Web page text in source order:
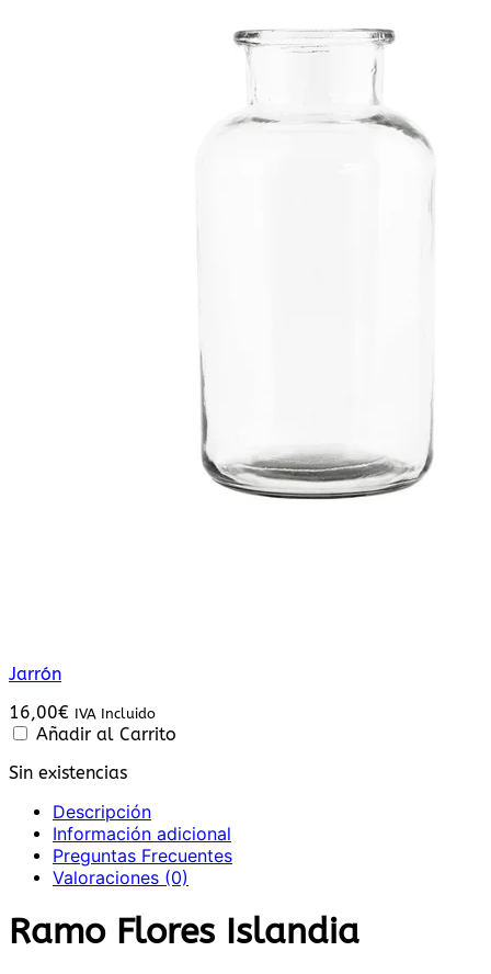
Jarrón
16,00€ IVA Incluido
Añadir al Carrito
Sin existencias
Descripción
Información adicional
Preguntas Frecuentes
Valoraciones (0)
Ramo Flores Islandia